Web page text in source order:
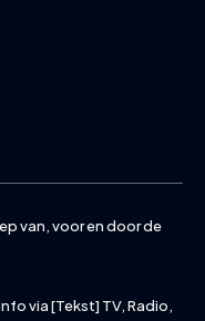
van, voor en door de
via [Tekst] TV, Radio,